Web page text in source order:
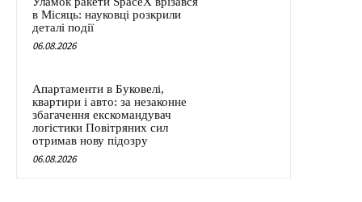
в Місяць: науковці розкрили
деталі події
06.08.2026
Апартаменти в Буковелі,
квартири і авто: за незаконне
збагачення екскомандувач
логістики Повітряних сил
отримав нову підозру
06.08.2026